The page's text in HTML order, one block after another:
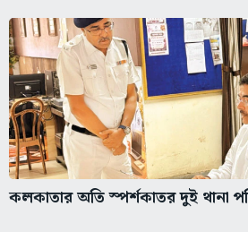
কলকাতার অতি স্পর্শকাতর দুই থানা